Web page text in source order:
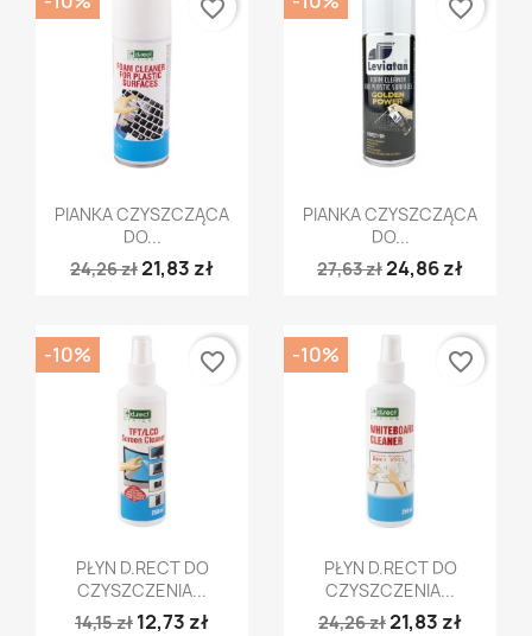
Szybki podgląd
PIANKA CZYSZCZĄCA
DO...
24,26 zł21,83 zł
favorite_border
Szybki podgląd
PIANKA CZYSZCZĄCA
DO...
27,63 zł24,86 zł
favorite_border
Szybki podgląd
PŁYN D.RECT DO
CZYSZCZENIA...
14,15 zł 12,73 zł
-10% favorite_border
Szybki podgląd
PŁYN D.RECT DO
CZYSZCZENIA...
24,26 zł21,83 zł
-10% favorite_border